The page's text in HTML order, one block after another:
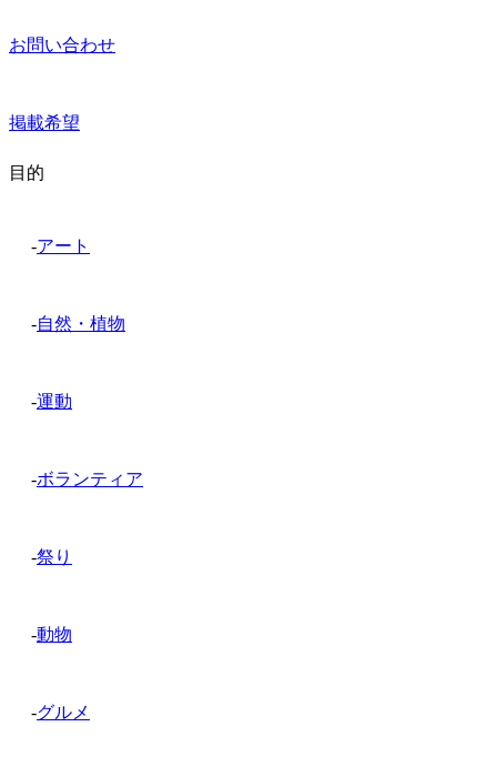
お問い合わせ
掲載希望
目的
-アート
-自然・植物
-運動
-ボランティア
-祭り
-動物
-グルメ